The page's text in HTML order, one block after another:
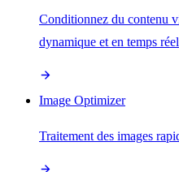
Conditionnez du contenu
dynamique et en temps réel
Image Optimizer
Traitement des images